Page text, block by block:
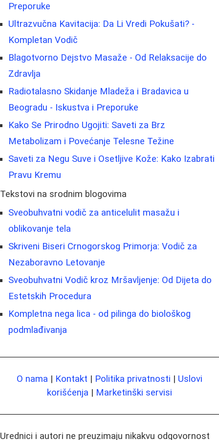
Preporuke
Ultrazvučna Kavitacija: Da Li Vredi Pokušati? -
Kompletan Vodič
Blagotvorno Dejstvo Masaže - Od Relaksacije do
Zdravlja
Radiotalasno Skidanje Mladeža i Bradavica u
Beogradu - Iskustva i Preporuke
Kako Se Prirodno Ugojiti: Saveti za Brz
Metabolizam i Povećanje Telesne Težine
Saveti za Negu Suve i Osetljive Kože: Kako Izabrati
Pravu Kremu
Tekstovi na srodnim blogovima
Sveobuhvatni vodič za anticelulit masažu i
oblikovanje tela
Skriveni Biseri Crnogorskog Primorja: Vodič za
Nezaboravno Letovanje
Sveobuhvatni Vodič kroz Mršavljenje: Od Dijeta do
Estetskih Procedura
Kompletna nega lica - od pilinga do biološkog
podmlađivanja
O nama | Kontakt | Politika privatnosti | Uslovi
korišćenja | Marketinški servisi
Urednici i autori ne preuzimaju nikakvu odgovornost